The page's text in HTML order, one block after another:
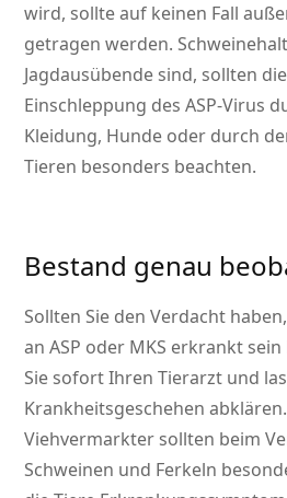
wird, sollte auf keinen Fall
getragen werden.
Jagdausübende sind, sollten
Einschleppung des ASP-Virus
Kleidung, Hunde oder durch
Tieren besonders beachten.
Bestand genau
Sollten Sie den Verdacht
an ASP oder MKS erkrankt
Sie sofort Ihren Tierarzt und
Krankheitsgeschehen
Viehvermarkter sollten beim
Schweinen und Ferkeln